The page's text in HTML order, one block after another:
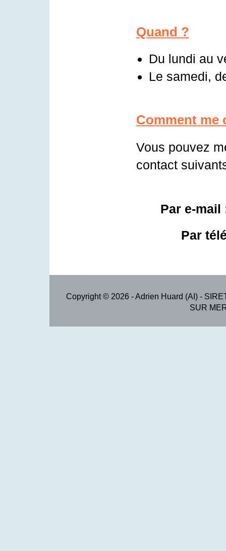
Quand ?
Du lundi au
Le samedi,
Comment me
Vous pouvez
contact
Par e-
Par
Copyright © 2026 - Adrien Huard (AI) -
SUR